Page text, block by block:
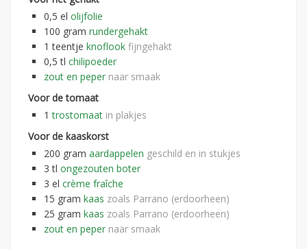
0,5 el olijfolie
100 gram rundergehakt
1 teentje knoflook fijngehakt
0,5 tl chilipoeder
zout en peper naar smaak
Voor de tomaat
1 trostomaat in plakjes
Voor de kaaskorst
200 gram aardappelen geschild en in stukjes
3 tl ongezouten boter
3 el crème fraîche
15 gram kaas zoals Parrano (erdoorheen)
25 gram kaas zoals Parrano (erdoorheen)
zout en peper naar smaak